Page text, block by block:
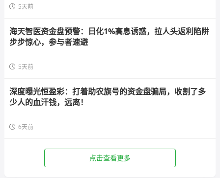
5天前
海天智医资金盘预警：日化1%高息诱惑，拉人头返利陷阱
步步惊心，参与者速避
5天前
深度曝光恒盈彩：打着助农旗号的资金盘骗局，收割了多
少人的血汗钱，远离！
6天前
点击查看更多